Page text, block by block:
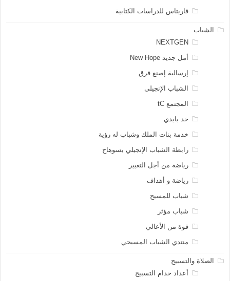
فاريتاس للدراسات الكتابية
الشباب
NEXTGEN
أمل جديد New Hope
إرسالية إصنع فرق
الشباب الإنجيلى
المجتمع tC
خد بايدي
خدمة بنات الملك وشباب له رؤية
رابطة الشباب الإنجيلي بسوهاج
رياضة من أجل التغيير
رياضة و أهداف
شباب للمسيح
شباب مؤثر
قوة من الأعالي
منتدي الشباب المسيحي
الصلاة والتسبيح
أعداد خدام التسبيح